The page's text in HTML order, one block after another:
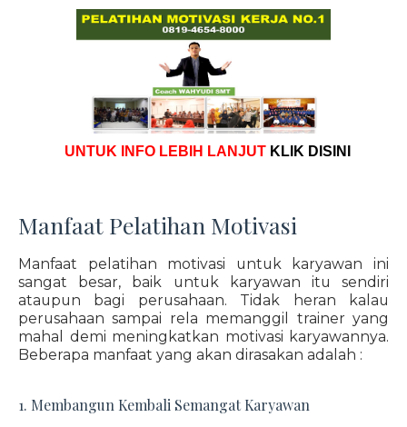
UNTUK INFO LEBIH LANJUT KLIK DISINI
Manfaat Pelatihan Motivasi
Manfaat pelatihan motivasi untuk karyawan ini
sangat besar, baik untuk karyawan itu sendiri
ataupun bagi perusahaan. Tidak heran kalau
perusahaan sampai rela memanggil trainer yang
mahal demi meningkatkan motivasi karyawannya.
Beberapa manfaat yang akan dirasakan adalah :
1. Membangun Kembali Semangat Karyawan